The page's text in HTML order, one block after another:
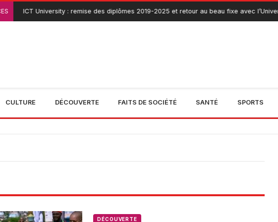
ICT University : remise des diplômes 2019-2025 et retour au beau fixe avec
CULTURE DÉCOUVERTE FAITS DE SOCIÉTÉ SANTÉ SPORTS
DÉCOUVERTE